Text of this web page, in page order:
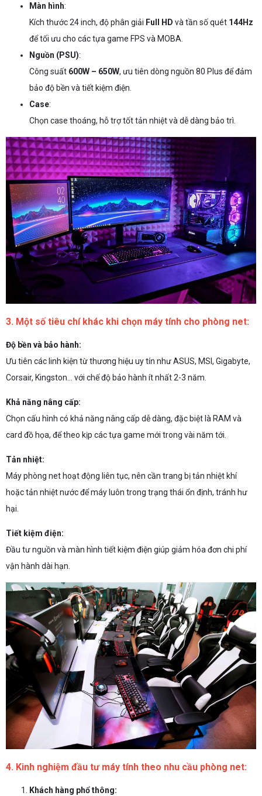
Màn hình:
Kích thước 24 inch, độ phân giải Full HD và tần số quét 144Hz
để tối ưu cho các tựa game FPS và MOBA.
Nguồn (PSU):
Công suất 600W – 650W, ưu tiên dòng nguồn 80 Plus để đảm
bảo độ bền và tiết kiệm điện.
Case:
Chọn case thoáng, hỗ trợ tốt tản nhiệt và dễ dàng bảo trì.
3. Một số tiêu chí khác khi chọn máy tính cho phòng net:
Độ bền và bảo hành:
Ưu tiên các linh kiện từ thương hiệu uy tín như ASUS, MSI, Gigabyte,
Corsair, Kingston… với chế độ bảo hành ít nhất 2-3 năm.
Khả năng nâng cấp:
Chọn cấu hình có khả năng nâng cấp dễ dàng, đặc biệt là RAM và
card đồ họa, để theo kịp các tựa game mới trong vài năm tới.
Tản nhiệt:
Máy phòng net hoạt động liên tục, nên cần trang bị tản nhiệt khí
hoặc tản nhiệt nước để máy luôn trong trạng thái ổn định, tránh hư
hại.
Tiết kiệm điện:
Đầu tư nguồn và màn hình tiết kiệm điện giúp giảm hóa đơn chi phí
vận hành dài hạn.
4. Kinh nghiệm đầu tư máy tính theo nhu cầu phòng net:
Khách hàng phổ thông: